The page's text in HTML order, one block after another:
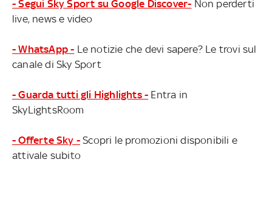
- Segui Sky Sport su Google Discover- Non perderti
live, news e video
- WhatsApp - Le notizie che devi sapere? Le trovi sul
canale di Sky Sport
- Guarda tutti gli Highlights - Entra in
SkyLightsRoom
- Offerte Sky - Scopri le promozioni disponibili e
attivale subito